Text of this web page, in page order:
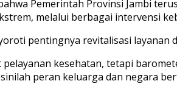
Pemerintah Provinsi Jambi
melalui berbagai intervensi
pentingnya revitalisasi layanan
kesehatan, tetapi
peran keluarga dan negara